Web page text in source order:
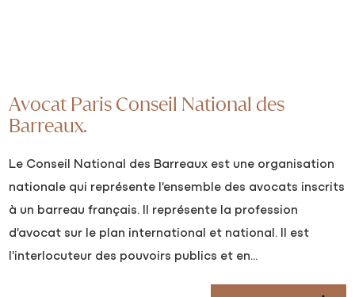
Avocat Paris Conseil National des
Barreaux.
Le Conseil National des Barreaux est une organisation
nationale qui représente l'ensemble des avocats inscrits
à un barreau français. Il représente la profession
d'avocat sur le plan international et national. Il est
l'interlocuteur des pouvoirs publics et en...